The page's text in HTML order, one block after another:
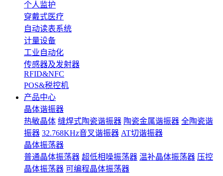
个人监护
穿戴式医疗
自动读表系统
计量设备
工业自动化
传感器及发射器
RFID&NFC
POS&税控机
产品中心
晶体谐振器
热敏晶体 缝焊式陶瓷谐振器 陶瓷金属谐振器 全陶瓷谐
振器 32.768KHz音叉谐振器 AT切谐振器
晶体振荡器
普通晶体振荡器 超低相噪振荡器 温补晶体振荡器 压控
晶体振荡器 可编程晶体振荡器